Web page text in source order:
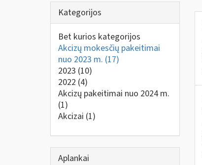
Kategorijos
Bet kurios kategorijos
Akcizų mokesčių pakeitimai
nuo 2023 m. (17)
2023 (10)
2022 (4)
Akcizų pakeitimai nuo 2024 m.
(1)
Akcizai (1)
Aplankai